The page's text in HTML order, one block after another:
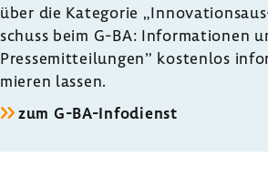
über die Kate­gorie
schuss beim G-BA: Infor­ma­tionen
Pres­se­mit­tei­lungen” kostenlos
mieren lassen.
zum G-​BA-Infodienst